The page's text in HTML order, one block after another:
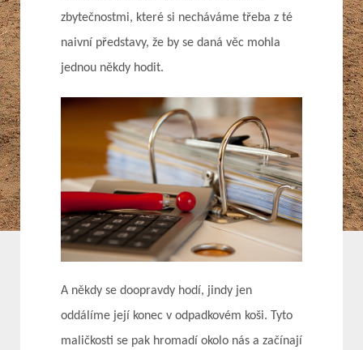
zbytečnostmi, které si necháváme třeba z té
naivní představy, že by se daná věc mohla
jednou někdy hodit.
A někdy se doopravdy hodí, jindy jen
oddálíme její konec v odpadkovém koši. Tyto
maličkosti se pak hromadí okolo nás a začínají